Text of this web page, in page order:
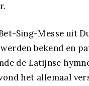
Sing-Messe uit
bekend en
de Latijnse
het allemaal